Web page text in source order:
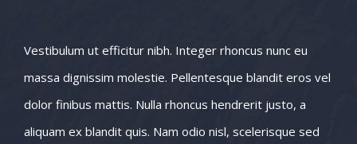
Vestibulum ut efficitur nibh. Integer rhoncus nunc eu
massa dignissim molestie. Pellentesque blandit eros vel
dolor finibus mattis. Nulla rhoncus hendrerit justo, a
aliquam ex blandit quis. Nam odio nisl, scelerisque sed